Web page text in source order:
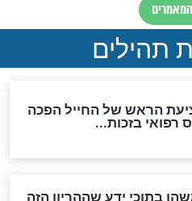
וביטול